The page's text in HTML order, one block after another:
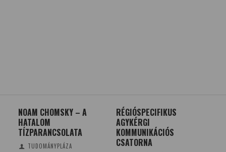
NOAM CHOMSKY – A
HATALOM
TÍZPARANCSOLATA
TUDOMÁNYPLÁZA
RÉGIÓSPECIFIKUS
AGYKÉRGI
KOMMUNIKÁCIÓS
CSATORNA